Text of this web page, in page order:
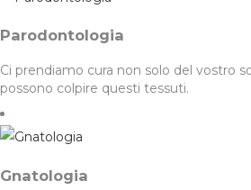
Parodontologia
Ci prendiamo cura non solo del vostro
possono colpire questi tessuti.
Gnatologia